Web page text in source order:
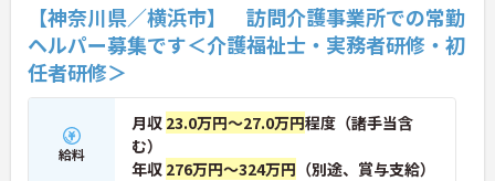
【神奈川県／横浜市】 訪問介護事業所での常勤
ヘルパー募集です＜介護福祉士・実務者研修・初
任者研修＞
給料
月収 23.0万円～27.0万円程度（諸手当含
む）
年収 276万円～324万円 （別途、賞与支給）